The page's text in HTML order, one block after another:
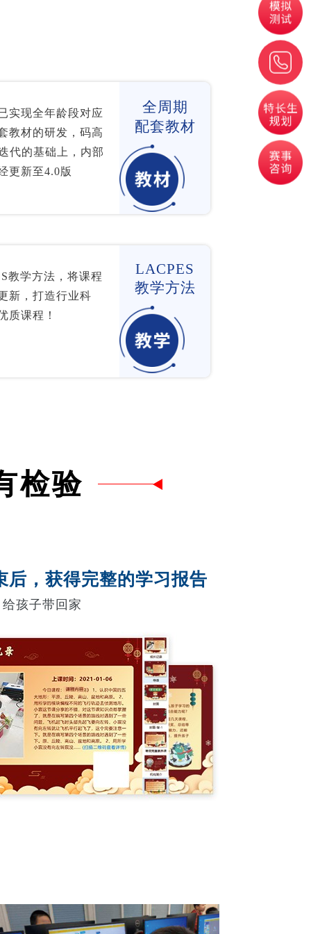
全周期
配套教材
实现全年龄段对应
教材的研发，码高
代的基础上，内部
更新至4.0版
LACPES
教学方法
教学方法，将课程
新，打造行业科
质课程！
检验
后，获得完整的学习报告
孩子带回家